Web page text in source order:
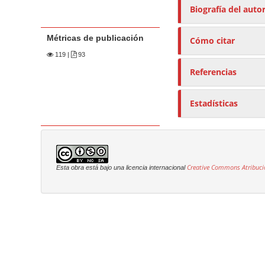
Métricas de publicación
119| 93
Biografía del
Cómo citar
Referencias
Estadísticas
Esta obra está bajo una licencia internacional Creative Commons